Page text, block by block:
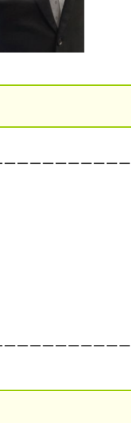
ーーーーーーーーー
ーーーーーーーーー